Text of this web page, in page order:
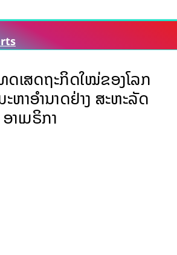
ດເສດຖະກິດໃໝ່ຂອງໂລກ
ຫາອຳນາດຢ່າງ ສະຫະລັດ
ອາເມຣິກາ